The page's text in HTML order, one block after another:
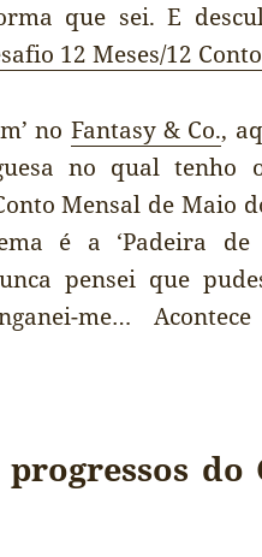
que sei. E
12 Meses/12
no Fantasy & Co.,
no qual tenho
Mensal de Maio
é a ‘Padeira de
pensei que
me…
do